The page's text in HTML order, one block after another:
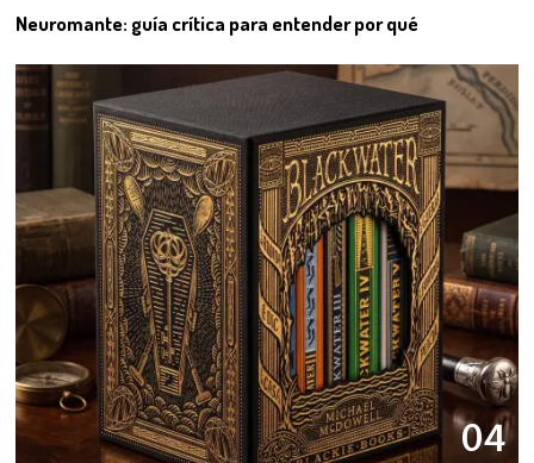
Neuromante: guía crítica para entender por qué
04